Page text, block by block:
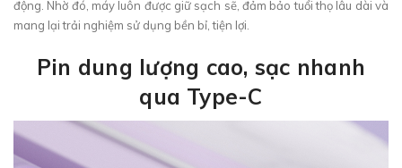
động. Nhờ đó, máy luôn được giữ sạch sẽ, đảm bảo tuổi thọ lâu dài và
mang lại trải nghiệm sử dụng bền bỉ, tiện lợi.
Pin dung lượng cao, sạc nhanh
qua Type-C